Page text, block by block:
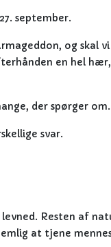
september.
og skal vi
en hel
der spørger om.
svar.
Resten af
at tjene